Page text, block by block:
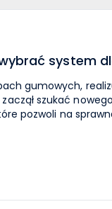
system
gumowych,
szukać
pozwoli na
systemu ERP dla
dodatkowego
spójne